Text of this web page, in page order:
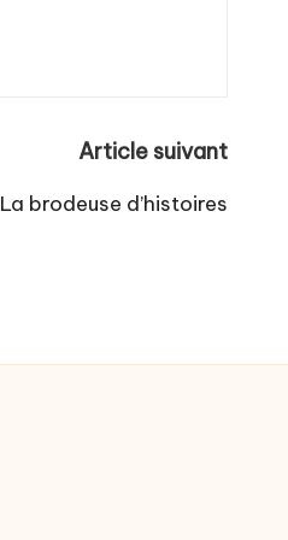
Article suivant
La brodeuse d’histoires